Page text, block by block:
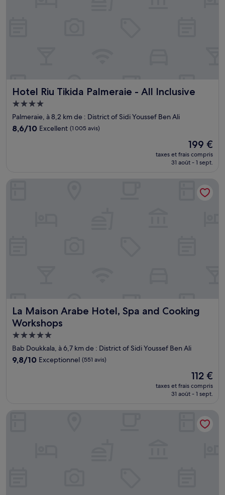
Hotel Riu Tikida Palmeraie - All Inclusive
Hotel Riu Tikida Palmeraie - All Inclusive
Hébergement
4.0 étoiles
Palmeraie, à 8,2 km de : District of Sidi Youssef Ben Ali
8.6
8,6/10 Excellent (1 005 avis)
Le
nouveau
prix
de
199 €
199 €
taxes et frais compris
31 août - 1 sept.
La Maison Arabe Hotel, Spa and Cooking
Workshops
La Maison Arabe Hotel, Spa and Cooking Workshops
Hébergement
5.0 étoiles
Bab Doukkala, à 6,7 km de : District of Sidi Youssef Ben Ali
9.8
9,8/10 Exceptionnel (551 avis)
Le
nouveau
prix
112 €
112 €
taxes et frais compris
31 août - 1 sept.
Royal Mansour Marrakech